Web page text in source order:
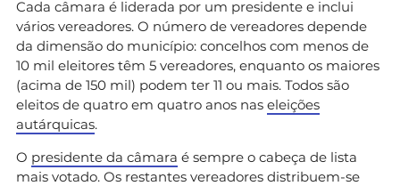
Cada câmara é liderada por um presidente e inclui
vários vereadores. O número de vereadores depende
da dimensão do município: concelhos com menos de
10 mil eleitores têm 5 vereadores, enquanto os maiores
(acima de 150 mil) podem ter 11 ou mais. Todos são
eleitos de quatro em quatro anos nas eleições
autárquicas.
O presidente da câmara é sempre o cabeça de lista
mais votado. Os restantes vereadores distribuem-se